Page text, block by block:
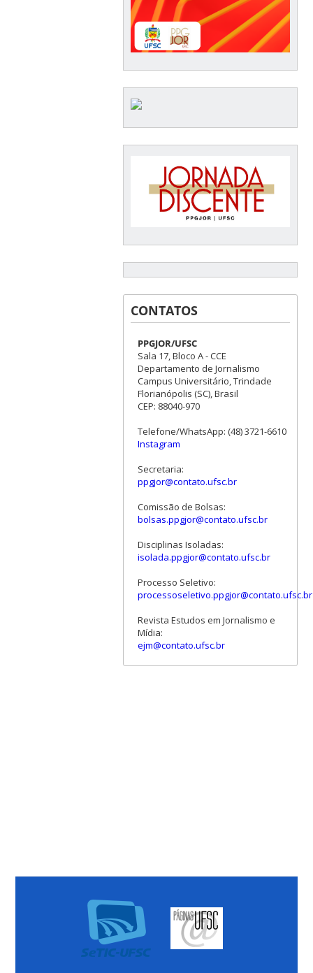
CONTATOS
PPGJOR/UFSC
Sala 17, Bloco A - CCE
Departamento de Jornalismo
Campus Universitário, Trindade
Florianópolis (SC), Brasil
CEP: 88040-970
Telefone/WhatsApp: (48) 3721-6610
Instagram
Secretaria:
ppgjor@contato.ufsc.br
Comissão de Bolsas:
bolsas.ppgjor@contato.ufsc.br
Disciplinas Isoladas:
isolada.ppgjor@contato.ufsc.br
Processo Seletivo:
processoseletivo.ppgjor@contato.ufsc.br
Revista Estudos em Jornalismo e
Mídia:
ejm@contato.ufsc.br